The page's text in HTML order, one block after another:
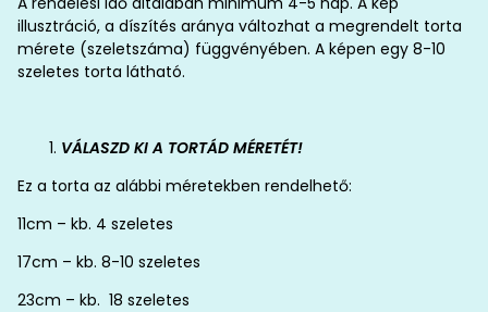
illusztráció, a díszítés aránya változhat a megrendelt torta
mérete (szeletszáma) függvényében. A képen egy 8-10
szeletes torta látható.
VÁLASZD KI A TORTÁD MÉRETÉT!
Ez a torta az alábbi méretekben rendelhető:
11cm – kb. 4 szeletes
17cm – kb. 8-10 szeletes
23cm – kb. 18 szeletes